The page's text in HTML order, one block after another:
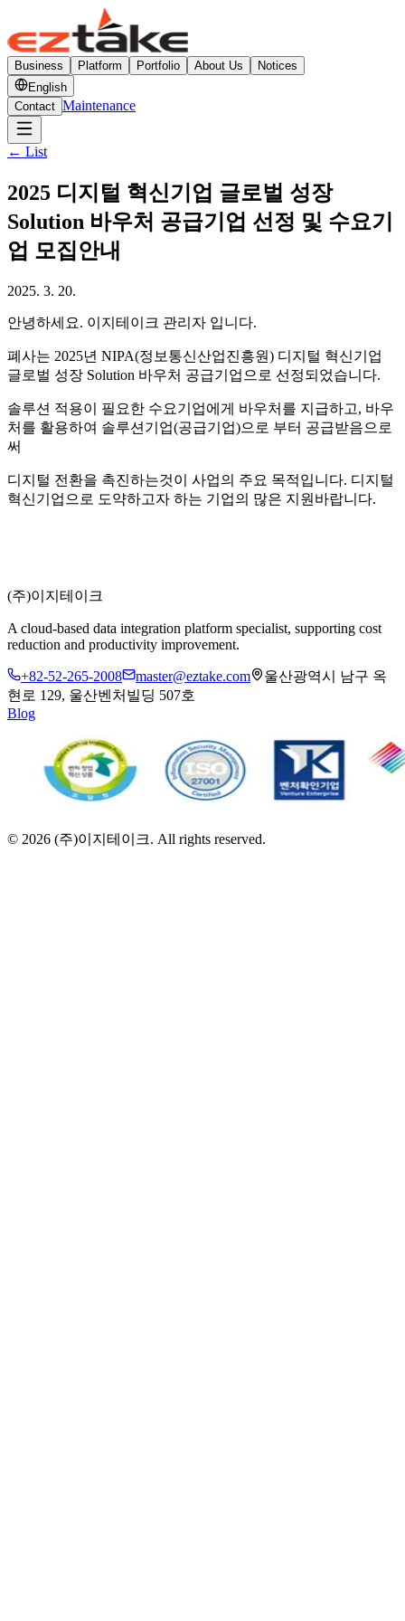
Business Platform Portfolio About Us
Notices
English
Contact Maintenance
← List
2025 디지털 혁신기업 글로벌 성장
Solution 바우처 공급기업 선정 및 수요기
업 모집안내
2025. 3. 20.
안녕하세요. 이지테이크 관리자 입니다.
폐사는 2025년 NIPA(정보통신산업진흥원) 디지털 혁신기업
글로벌 성장 Solution 바우처 공급기업으로 선정되었습니다.
솔루션 적용이 필요한 수요기업에게 바우처를 지급하고, 바우
처를 활용하여 솔루션기업(공급기업)으로 부터 공급받음으로
써
디지털 전환을 촉진하는것이 사업의 주요 목적입니다. 디지털
혁신기업으로 도약하고자 하는 기업의 많은 지원바랍니다.
(주)이지테이크
A cloud-based data integration platform specialist, supporting cost
reduction and productivity improvement.
+82-52-265-2008 master@eztake.com
울산광역시 남구 옥
현로 129, 울산벤처빌딩 507호
Blog
© 2026 (주)이지테이크. All rights reserved.